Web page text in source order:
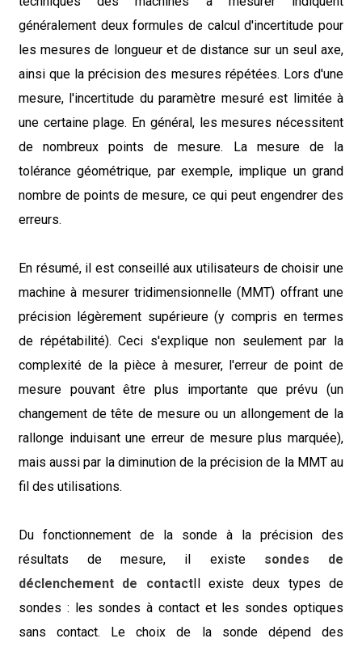
généralement deux formules de calcul d'incertitude pour
les mesures de longueur et de distance sur un seul axe,
ainsi que la précision des mesures répétées. Lors d'une
mesure, l'incertitude du paramètre mesuré est limitée à
une certaine plage. En général, les mesures nécessitent
de nombreux points de mesure. La mesure de la
tolérance géométrique, par exemple, implique un grand
nombre de points de mesure, ce qui peut engendrer des
erreurs.
En résumé, il est conseillé aux utilisateurs de choisir une
machine à mesurer tridimensionnelle (MMT) offrant une
précision légèrement supérieure (y compris en termes
de répétabilité). Ceci s'explique non seulement par la
complexité de la pièce à mesurer, l'erreur de point de
mesure pouvant être plus importante que prévu (un
changement de tête de mesure ou un allongement de la
rallonge induisant une erreur de mesure plus marquée),
mais aussi par la diminution de la précision de la MMT au
fil des utilisations.
Du fonctionnement de la sonde à la précision des
résultats de mesure, il existe sondes de
déclenchement de contactIl existe deux types de
sondes : les sondes à contact et les sondes optiques
sans contact. Le choix de la sonde dépend des